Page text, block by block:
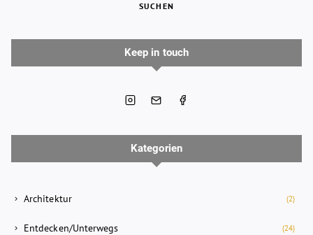
SUCHEN
Keep in touch
Kategorien
Architektur (2)
Entdecken/Unterwegs (24)